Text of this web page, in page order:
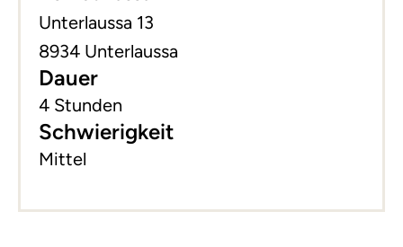
Unterlaussa 13
8934 Unterlaussa
Dauer
4 Stunden
Schwierigkeit
Mittel